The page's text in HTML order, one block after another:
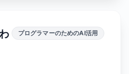
プログラマーのためのAI活用